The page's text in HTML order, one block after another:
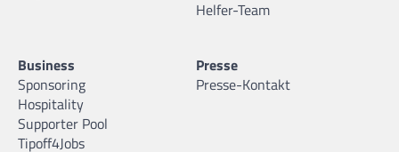
Helfer-Team
Business
Sponsoring
Hospitality
Supporter Pool
Tipoff4Jobs
Presse
Presse-Kontakt